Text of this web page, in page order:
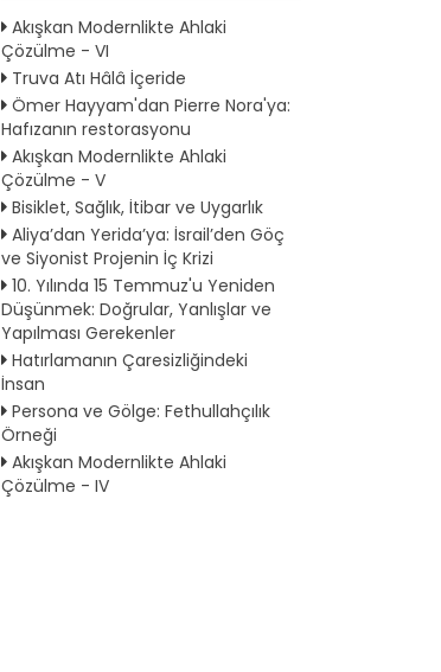
Akışkan Modernlikte Ahlaki
Çözülme - VI
Truva Atı Hâlâ İçeride
Ömer Hayyam'dan Pierre Nora'ya:
Hafızanın restorasyonu
Akışkan Modernlikte Ahlaki
Çözülme - V
Bisiklet, Sağlık, İtibar ve Uygarlık
Aliya’dan Yerida’ya: İsrail’den Göç
ve Siyonist Projenin İç Krizi
10. Yılında 15 Temmuz'u Yeniden
Düşünmek: Doğrular, Yanlışlar ve
Yapılması Gerekenler
Hatırlamanın Çaresizliğindeki
İnsan
Persona ve Gölge: Fethullahçılık
Örneği
Akışkan Modernlikte Ahlaki
Çözülme - IV